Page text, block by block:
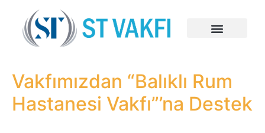
Vakfımızdan “Balıklı Rum
Hastanesi Vakfı”’na Destek